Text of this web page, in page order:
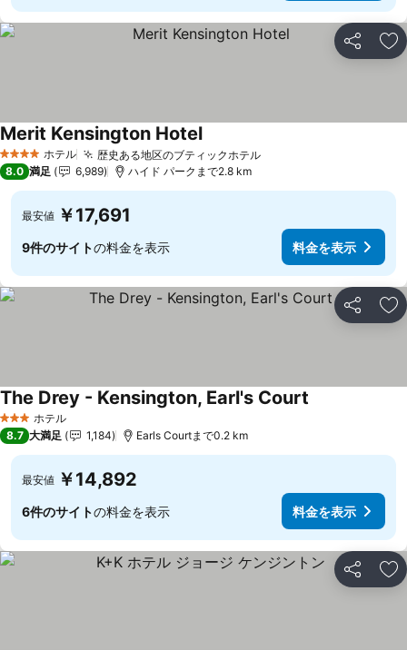
シェア お
4 ホテルのランク
ホテル 歴史ある地区のブティックホテル
Merit Kensington Hotel
8.0 満足 6,989 ハイド パークまで2.8 km
最安値 ￥17,691
9件のサイトの料金を表示 料金を表示
シェア お
3 ホテルのランク
ホテル
The Drey - Kensington, Earl's Court
8.7 大満足 1,184 Earls Courtまで0.2 km
最安値 ￥14,892
6件のサイトの料金を表示 料金を表示
シェア お